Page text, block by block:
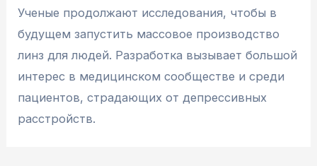
Ученые продолжают исследования, чтобы в
будущем запустить массовое производство
линз для людей. Разработка вызывает большой
интерес в медицинском сообществе и среди
пациентов, страдающих от депрессивных
расстройств.